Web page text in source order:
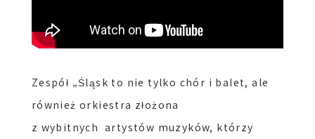
Zespół „Śląsk to nie tylko chór i balet, ale
również orkiestra złożona
z wybitnych artystów muzyków, którzy